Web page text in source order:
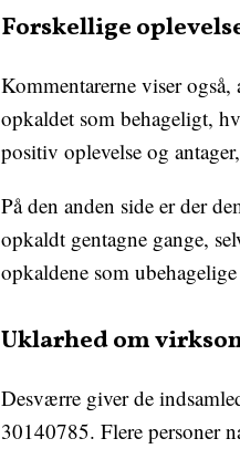
Forskellige
Kommentarerne viser
opkaldet som behageligt,
positiv oplevelse og
På den anden side er der
opkaldt gentagne gange,
opkaldene som
Uklarhed om
Desværre giver de
30140785. Flere personer